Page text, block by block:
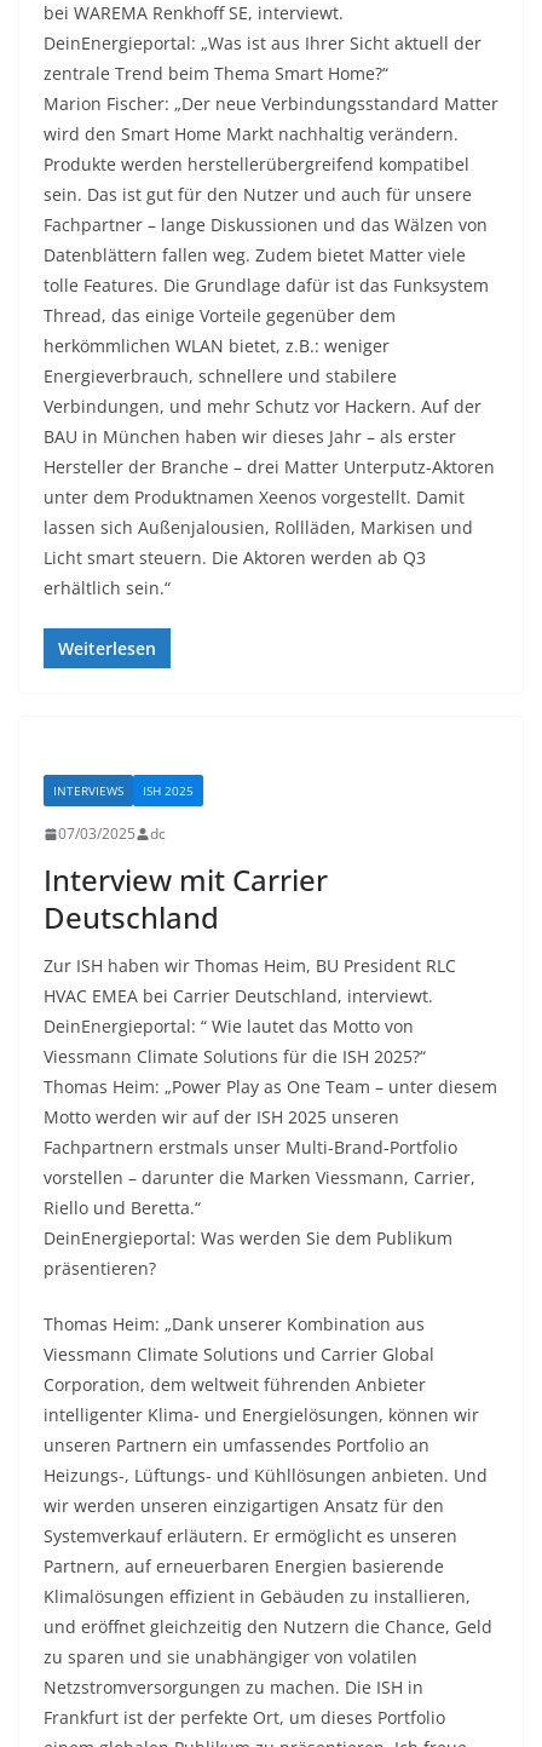
bei WAREMA Renkhoff SE, interviewt.
DeinEnergieportal: „Was ist aus Ihrer Sicht aktuell der
zentrale Trend beim Thema Smart Home?“
Marion Fischer: „Der neue Verbindungsstandard Matter
wird den Smart Home Markt nachhaltig verändern.
Produkte werden herstellerübergreifend kompatibel
sein. Das ist gut für den Nutzer und auch für unsere
Fachpartner – lange Diskussionen und das Wälzen von
Datenblättern fallen weg. Zudem bietet Matter viele
tolle Features. Die Grundlage dafür ist das Funksystem
Thread, das einige Vorteile gegenüber dem
herkömmlichen WLAN bietet, z.B.: weniger
Energieverbrauch, schnellere und stabilere
Verbindungen, und mehr Schutz vor Hackern. Auf der
BAU in München haben wir dieses Jahr – als erster
Hersteller der Branche – drei Matter Unterputz-Aktoren
unter dem Produktnamen Xeenos vorgestellt. Damit
lassen sich Außenjalousien, Rollläden, Markisen und
Licht smart steuern. Die Aktoren werden ab Q3
erhältlich sein.“
Weiterlesen
INTERVIEWS ISH 2025
07/03/2025 dc
Interview mit Carrier
Deutschland
Zur ISH haben wir Thomas Heim, BU President RLC
HVAC EMEA bei Carrier Deutschland, interviewt.
DeinEnergieportal: “ Wie lautet das Motto von
Viessmann Climate Solutions für die ISH 2025?“
Thomas Heim: „Power Play as One Team – unter diesem
Motto werden wir auf der ISH 2025 unseren
Fachpartnern erstmals unser Multi-Brand-Portfolio
vorstellen – darunter die Marken Viessmann, Carrier,
Riello und Beretta.“
DeinEnergieportal: Was werden Sie dem Publikum
präsentieren?
Thomas Heim: „Dank unserer Kombination aus
Viessmann Climate Solutions und Carrier Global
Corporation, dem weltweit führenden Anbieter
intelligenter Klima- und Energielösungen, können wir
unseren Partnern ein umfassendes Portfolio an
Heizungs-, Lüftungs- und Kühllösungen anbieten. Und
wir werden unseren einzigartigen Ansatz für den
Systemverkauf erläutern. Er ermöglicht es unseren
Partnern, auf erneuerbaren Energien basierende
Klimalösungen effizient in Gebäuden zu installieren,
und eröffnet gleichzeitig den Nutzern die Chance, Geld
zu sparen und sie unabhängiger von volatilen
Netzstromversorgungen zu machen. Die ISH in
Frankfurt ist der perfekte Ort, um dieses Portfolio